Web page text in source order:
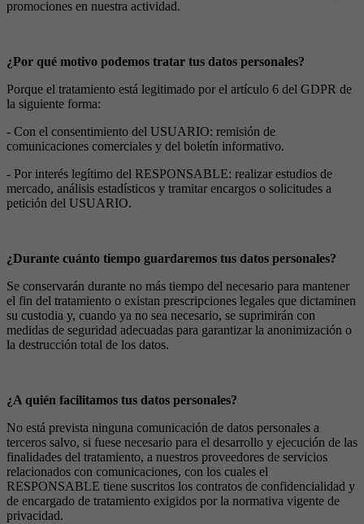
promociones en nuestra actividad.
¿Por qué motivo podemos tratar tus datos personales?
Porque el tratamiento está legitimado por el artículo 6 del GDPR de
la siguiente forma:
- Con el consentimiento del USUARIO: remisión de
comunicaciones comerciales y del boletín informativo.
- Por interés legítimo del RESPONSABLE: realizar estudios de
mercado, análisis estadísticos y tramitar encargos o solicitudes a
petición del USUARIO.
¿Durante cuánto tiempo guardaremos tus datos personales?
Se conservarán durante no más tiempo del necesario para mantener
el fin del tratamiento o existan prescripciones legales que dictaminen
su custodia y, cuando ya no sea necesario, se suprimirán con
medidas de seguridad adecuadas para garantizar la anonimización o
la destrucción total de los datos.
¿A quién facilitamos tus datos personales?
No está prevista ninguna comunicación de datos personales a
terceros salvo, si fuese necesario para el desarrollo y ejecución de las
finalidades del tratamiento, a nuestros proveedores de servicios
relacionados con comunicaciones, con los cuales el
RESPONSABLE tiene suscritos los contratos de confidencialidad y
de encargado de tratamiento exigidos por la normativa vigente de
privacidad.